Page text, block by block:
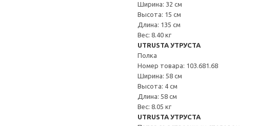
Ширина: 32 см
Высота: 15 см
Длина: 135 см
Вес: 8.40 кг
UTRUSTA УТРУСТА
Полка
Номер товара: 103.681.68
Ширина: 58 см
Высота: 4 см
Длина: 58 см
Вес: 8.05 кг
UTRUSTA УТРУСТА